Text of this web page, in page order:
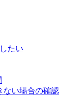
たい
ない場合の確認